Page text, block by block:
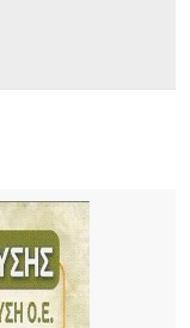
κατά 28,4%